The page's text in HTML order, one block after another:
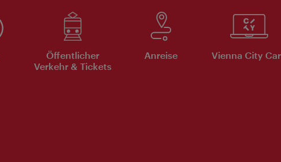
Öffentlicher
Verkehr & Tickets
Anreise Vienna City